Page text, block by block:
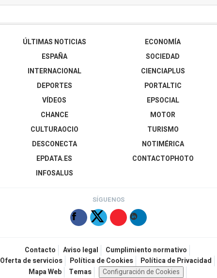
ÚLTIMAS NOTICIAS
ESPAÑA
INTERNACIONAL
DEPORTES
VÍDEOS
ECONOMÍA
SOCIEDAD
CIENCIAPLUS
PORTALTIC
EPSOCIAL
CHANCE
CULTURAOCIO
DESCONECTA
EPDATA.ES
INFOSALUS
MOTOR
TURISMO
NOTIMÉRICA
CONTACTOPHOTO
SÍGUENOS
Contacto Aviso legal
Cumplimiento normativo
Oferta de servicios
Política de Cookies
Política de Privacidad
Mapa Web
Temas
Configuración de Cookies